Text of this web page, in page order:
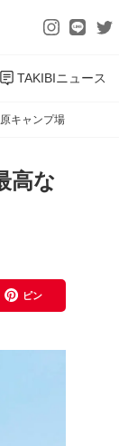
TAKIBIニュース
キャンプ場
高な
ピン